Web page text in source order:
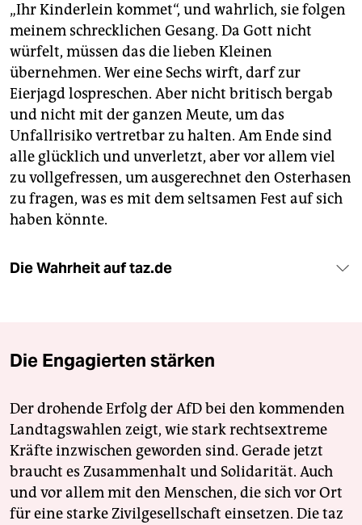
„Ihr Kinderlein kommet“, und wahrlich, sie folgen
meinem schrecklichen Gesang. Da Gott nicht
würfelt, müssen das die lieben Kleinen
übernehmen. Wer eine Sechs wirft, darf zur
Eierjagd lospreschen. Aber nicht britisch bergab
und nicht mit der ganzen Meute, um das
Unfallrisiko vertretbar zu halten. Am Ende sind
alle glücklich und unverletzt, aber vor allem viel
zu vollgefressen, um ausgerechnet den Osterhasen
zu fragen, was es mit dem seltsamen Fest auf sich
haben könnte.
Die Wahrheit auf taz.de
Die Engagierten stärken
Der drohende Erfolg der AfD bei den kommenden
Landtagswahlen zeigt, wie stark rechtsextreme
Kräfte inzwischen geworden sind. Gerade jetzt
braucht es Zusammenhalt und Solidarität. Auch
und vor allem mit den Menschen, die sich vor Ort
für eine starke Zivilgesellschaft einsetzen. Die taz